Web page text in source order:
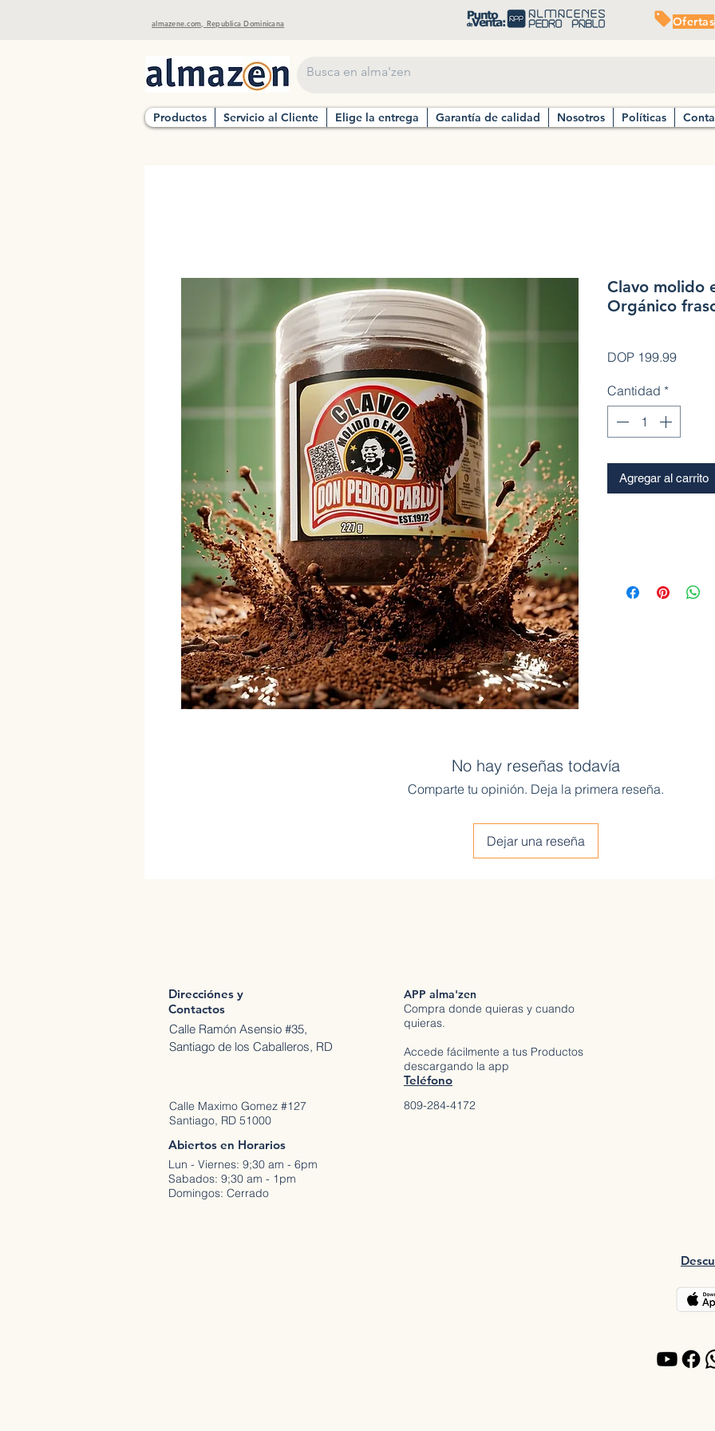
almazene.com, Republica Dominicana Ofertas
Productos Servicio al Cliente Elige la entrega Garantía de calidad Nosotros Políticas
Clavo molido
Orgánico
DOP 199.99Precio
Cantidad *
Agregar al carrito
No hay reseñas todavía
Comparte tu opinión. Deja la primera reseña.
Dejar una reseña
Direcciónes y
Contactos
Calle Ramón Asensio #35,
Santiago de los Caballeros, RD
APP alma'zen
Compra donde quieras y cuando
quieras.
Accede fácilmente a tus Productos
descargando la app
Calle Maximo Gomez #127
Santiago, RD 51000
Abiertos en Horarios
Lun - Viernes: 9;30 am - 6pm
Sabados: 9;30 am - 1pm
Domingos: Cerrado
Teléfono
809-284-4172